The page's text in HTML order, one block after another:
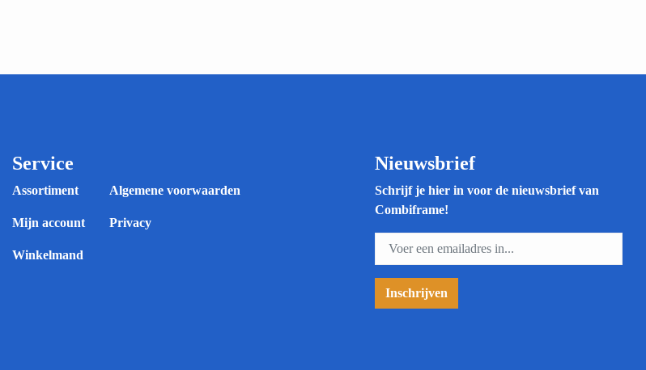
Service
Assortiment
Mijn account
Winkelmand
Algemene voorwaarden
Privacy
Nieuwsbrief
Schrijf je hier in voor de nieuwsbrief van
Combiframe!